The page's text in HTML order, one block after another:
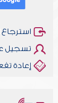
استرجاع
تسجيل
إعادة